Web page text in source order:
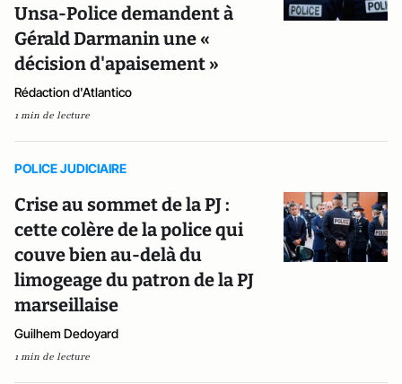
Unsa-Police demandent à
Gérald Darmanin une «
décision d'apaisement »
Rédaction d'Atlantico
1 min de lecture
POLICE JUDICIAIRE
Crise au sommet de la PJ :
cette colère de la police qui
couve bien au-delà du
limogeage du patron de la PJ
marseillaise
Guilhem Dedoyard
1 min de lecture